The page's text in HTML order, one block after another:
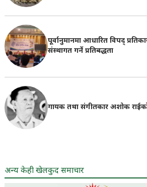
पूर्वानुमानमा आधारित विपद्
संस्थागत गर्ने प्रतिबद्धता
गायक तथा संगीतकार अशोक
अन्य केही खेलकुद समाचार